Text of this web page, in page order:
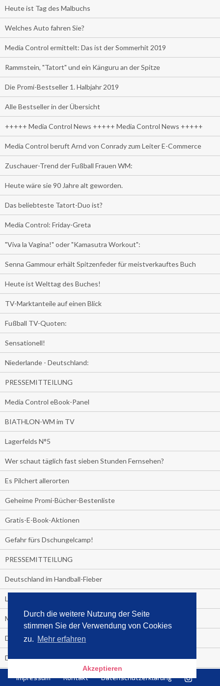
Durch die weitere Nutzung der Seite
stimmen Sie der Verwendung von Cookies
zu. Mehr erfahren
Akzeptieren
Heute ist Tag des Malbuchs
Welches Auto fahren Sie?
Media Control ermittelt: Das ist der Sommerhit 2019
Rammstein, "Tatort" und ein Känguru an der Spitze
Die Promi-Bestseller 1. Halbjahr 2019
Alle Bestseller in der Übersicht
+++++ Media Control News +++++ Media Control News +++++
Media Control beruft Arnd von Conrady zum Leiter E-Commerce
Zuschauer-Trend der Fußball Frauen WM:
Heute wäre sie 90 Jahre alt geworden.
Das beliebteste Tatort-Duo ist?
Media Control: Friday-Greta
"Viva la Vagina!" oder "Kamasutra Workout":
Senna Gammour erhält Spitzenfeder für meistverkauftes Buch
Heute ist Welttag des Buches!
TV-Marktanteile auf einen Blick
Fußball TV-Quoten:
Sensationell!
Niederlande - Deutschland:
PRESSEMITTEILUNG
Media Control eBook-Panel
BIATHLON-WM im TV
Lagerfelds N°5
Wer schaut täglich fast sieben Stunden Fernsehen?
Es Pilchert allerorten
Geheime Promi-Bücher-Bestenliste
Gratis-E-Book-Aktionen
Gefahr fürs Dschungelcamp!
PRESSEMITTEILUNG
Deutschland im Handball-Fieber
Libri und Media Control verlängern Vertrag langfristig
Medienquiz:
Deutschlands Jahrescharts 2018
Die TV-Quotenkönige 2018
KNV und Media Control verlängern vorzeitig Zusammenarbeit
Impressum Kontakt Datenschutzerklärung